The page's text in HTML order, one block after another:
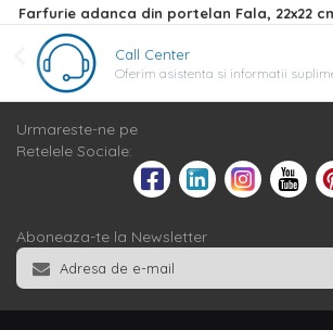
Farfurie adanca din portelan Fala, 22x22
Call Center
Oferim asistenta si informatii
Urmareste-ne pe
Retelele Sociale:
Aboneaza-te la Newsletter